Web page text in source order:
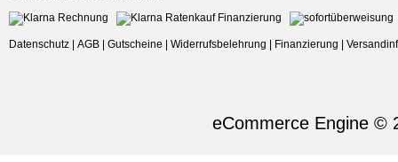
Datenschutz AGB Gutscheine Widerrufsbelehrung Finanzierung
eCommerce Engine ©